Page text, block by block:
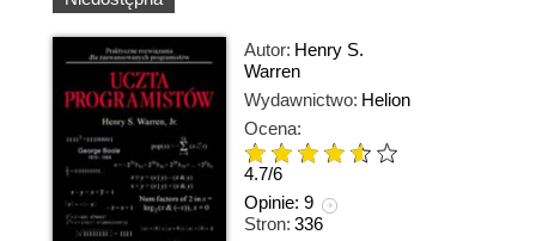
Autor: Henry S.
Warren
Wydawnictwo: Helion
Ocena:
4.7/6
Opinie: 9
Stron: 336